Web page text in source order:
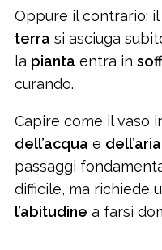
Oppure il contrario: il
terra si asciuga
la pianta entra in
curando.
Capire come il vaso
dell’acqua e dell’aria
passaggi
difficile, ma richiede
l’abitudine a farsi